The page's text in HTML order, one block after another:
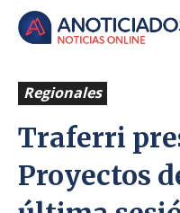
Regionales
Traferri
Proyectos